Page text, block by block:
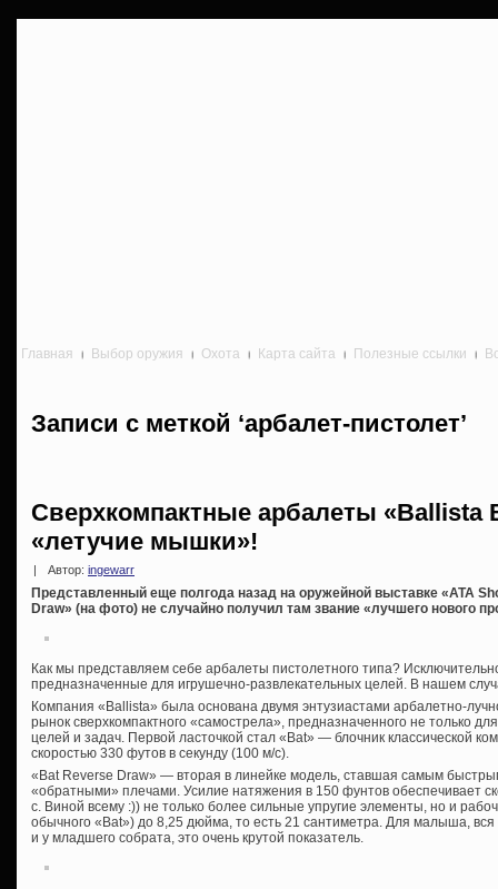
Главная Выбор оружия Охота Карта сайта Полезные ссылки
Записи с меткой ‘арбалет-пистолет’
Сверхкомпактные арбалеты «Ballista
«летучие мышки»!
Автор: ingewarr
Представленный еще полгода назад на оружейной выставке «ATA
Draw» (на фото) не случайно получил там звание «лучшего нового
Как мы представляем себе арбалеты пистолетного типа?
предназначенные для игрушечно-развлекательных целей. В нашем
Компания «Ballista» была основана двумя энтузиастами арбалетно-
рынок сверхкомпактного «самострела», предназначенного не только
целей и задач. Первой ласточкой стал «Bat» — блочник классической
скоростью 330 футов в секунду (100 м/с).
«Bat Reverse Draw» — вторая в линейке модель, ставшая самым
«обратными» плечами. Усилие натяжения в 150 фунтов обеспечивает
с. Виной всему :)) не только более сильные упругие элементы, но и
обычного «Bat») до 8,25 дюйма, то есть 21 сантиметра. Для малыша, вся
и у младшего собрата, это очень крутой показатель.